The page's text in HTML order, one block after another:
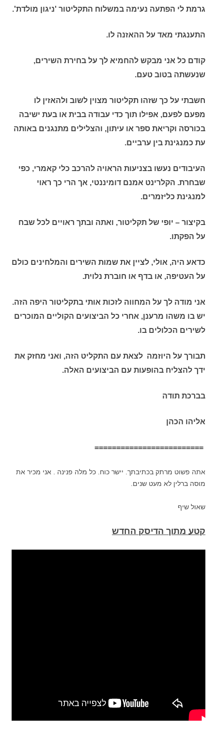
גרמת לי הפתעה נעימה במשלוח התקליטור 'ניגון מולדת'.
התענגתי מאד על ההאזנה לו.
קודם כל אני מבקש להחמיא לך על בחירת השירים,
שנעשתה בטוב טעם.
חשבתי על כך שזהו תקליטור מצוין לשוב ולהאזין לו
מפעם לפעם, אפילו תוך כדי עבודה בבית או בעת ישיבה
בכורסה וקריאת ספר או עיתון, והצלילים מתנגנים באותה
עת כמנגינת בין ערביים.
העיבודים נעשו בצניעות הראויה להרכב כלי קאמרי, כפי
שבחרת. הקלרינט אמנם דומיננטי, אך הרי כך ראוי
למנגינת כליזמרים.
בקיצור – יופי של תקליטור, ואתה ובתך ראויים לכל שבח
על הפקתו.
כדאע היה, אולי, לציין את שמות השירים והמלחינים כולם
על העטיפה, או בדף או חוברת נלוית.
אני מודה לך על המחווה לזכות אותי בתקליטור היפה הזה.
יש בו משהו מרענן, אחרי כל הביצועים הקוליים המוכרים
לשירים הכלולים בו.
תבורך על היוזמה לצאת עם התקליט הזה, ואני מחזק את
ידך להצליח בהופעות עם הביצועים האלה.
בברכת תודה
אליהו הכהן
=========================
אתה פשוט מרתק בכתיבתך. יישר כוח. כל מלה פנינה . אני מכיר את
מוסה ברלין לא מעט שנים.
שאול שיף
קטע מתוך הדיסק החדש